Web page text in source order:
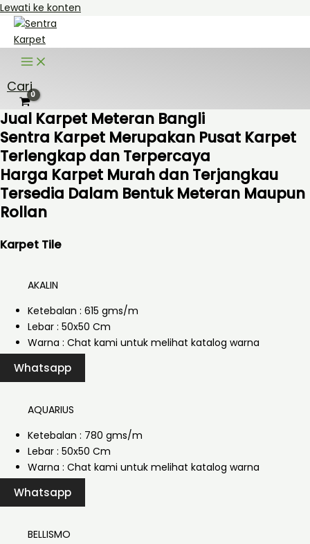
Lewati ke konten
Cari
Jual Karpet Meteran Bangli
Sentra Karpet Merupakan Pusat Karpet
Terlengkap dan Terpercaya
Harga Karpet Murah dan Terjangkau
Tersedia Dalam Bentuk Meteran Maupun
Rollan
Karpet Tile
AKALIN
Ketebalan : 615 gms/m
Lebar : 50x50 Cm
Warna : Chat kami untuk melihat katalog warna
Whatsapp
AQUARIUS
Ketebalan : 780 gms/m
Lebar : 50x50 Cm
Warna : Chat kami untuk melihat katalog warna
Whatsapp
BELLISMO